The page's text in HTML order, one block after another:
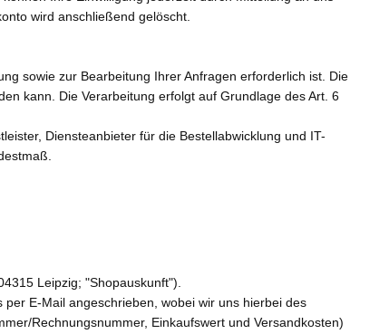
wird anschließend gelöscht.
sowie zur Bearbeitung Ihrer Anfragen erforderlich ist. Die
kann. Die Verarbeitung erfolgt auf Grundlage des Art. 6
Diensteanbieter für die Bestellabwicklung und IT-
Leipzig; "Shopauskunft").
E-Mail angeschrieben, wobei wir uns hierbei des
Rechnungsnummer, Einkaufswert und Versandkosten)